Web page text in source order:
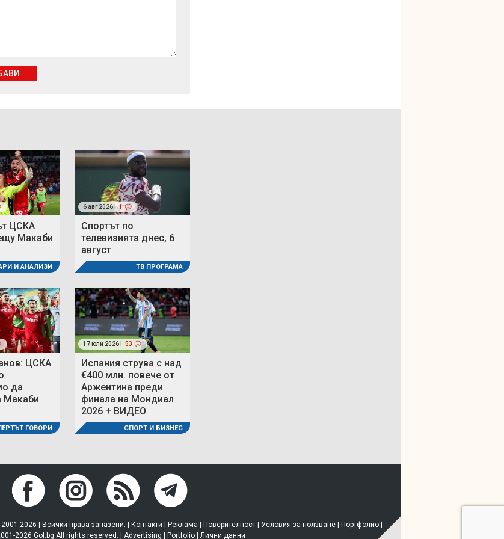
ЦСКА
Макаби
И АНАЛИЗИ
6 авг 2026 | 1
Спортът по
телевизията днес, 6
август
ТВ ПРОГРАМА
ЦСКА
да
Макаби
ГОВОРИ
17 юли 2026 | 53
Испания струва с над
€400 млн. повече от
Аржентина преди
финала на Мондиал
2026 + ВИДЕО
СПОРТ И БИЗНЕС
2026 | Всички права запазени. | Контакти Реклама Поверителност Условия за ползване Портфолио
2026 Gol.bg All rights reserved. | Advertising Portfolio Лични данни